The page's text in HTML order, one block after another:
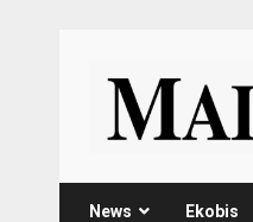
content
News Ekobis